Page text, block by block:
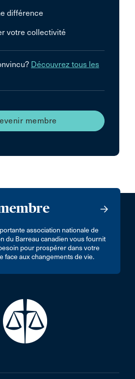
différence
votre collectivité
Découvrez tous les
membre
association nationale de
du Barreau canadien vous fournit
pour prospérer dans votre
face aux changements de vie.